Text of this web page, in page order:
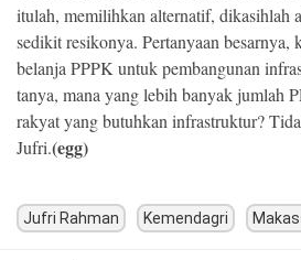
itulah, memilihkan alternatif, dikasihlah
sedikit resikonya. Pertanyaan besarnya,
belanja PPPK untuk pembangunan
tanya, mana yang lebih banyak jumlah
rakyat yang butuhkan infrastruktur?
Jufri.(egg)
Jufri Rahman Kemendagri